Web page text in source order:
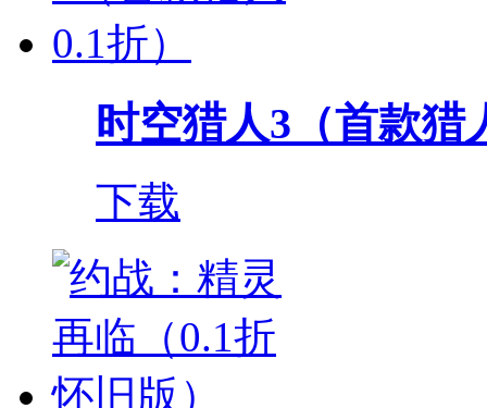
时空猎人3（首款猎
下载